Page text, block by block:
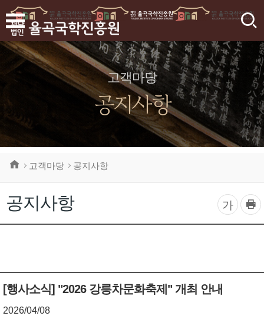
검
고객마당
공지사항
공지사항
고객마당 공지사항
글
자
조
가
프
린
트
[행사소식] "2026 강릉차문화축제" 개최 안내
2026/04/08